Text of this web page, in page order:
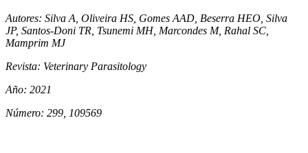
Autores: Silva A, Oliveira HS, Gomes AAD, Beserra HEO, Silva
JP, Santos-Doni TR, Tsunemi MH, Marcondes M, Rahal SC,
Mamprim MJ
Revista: Veterinary Parasitology
Año: 2021
Número: 299, 109569